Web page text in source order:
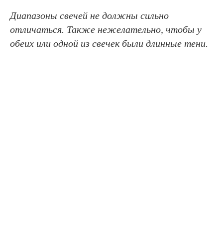
Диапазоны свечей не должны сильно
отличаться. Также нежелательно, чтобы у
обеих или одной из свечек были длинные тени.